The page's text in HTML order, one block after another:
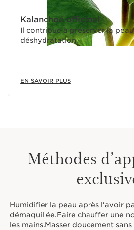
Kalanchoé officinal
Il contribue à préserver la
déshydratation.
EN SAVOIR PLUS
Méthodes
Humidifier la peau après l'avoir
démaquillée.Faire chauffer une
les mains.Masser doucement